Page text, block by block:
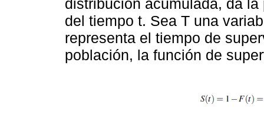
distribución acumulada, da
del tiempo t. Sea T una
representa el tiempo de
población, la función de